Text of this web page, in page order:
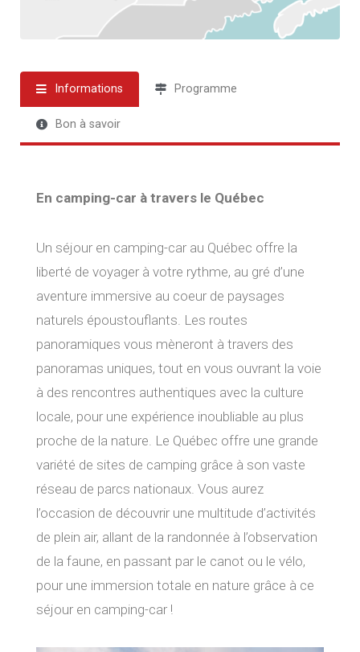
Informations Programme
Bon à savoir
En camping-car à travers le Québec
Un séjour en camping-car au Québec offre la
liberté de voyager à votre rythme, au gré d’une
aventure immersive au coeur de paysages
naturels époustouflants. Les routes
panoramiques vous mèneront à travers des
panoramas uniques, tout en vous ouvrant la voie
à des rencontres authentiques avec la culture
locale, pour une expérience inoubliable au plus
proche de la nature. Le Québec offre une grande
variété de sites de camping grâce à son vaste
réseau de parcs nationaux. Vous aurez
l’occasion de découvrir une multitude d’activités
de plein air, allant de la randonnée à l’observation
de la faune, en passant par le canot ou le vélo,
pour une immersion totale en nature grâce à ce
séjour en camping-car !